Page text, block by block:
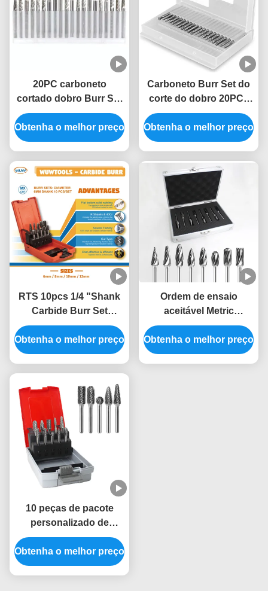
20PC carboneto
cortado dobro Burr Set
0,118" pata (de 3mm),
bocados giratórios da
ferramenta que cortam
Obtenha o melhor preço
Carboneto Burr Set do
corte do dobro 20PC -
0,118" pata (de 3mm),
ferramenta giratória que
corta rebarbas
Obtenha o melhor preço
RTS 10pcs 1/4 "Shank
Carbide Burr Set
Double Cut Tungstênio
Carbide Ficheiro
Rotativo Conjunto Fits
Carving Madeira
Obtenha o melhor preço
Ordem de ensaio
aceitável Metric
Tungsténio Carbide
Burr Set Para Die
Grinder Bits de
Obtenha o melhor preço
10 peças de pacote
personalizado de
tungstênio carburo
conjunto de burr, corte
duplo - 6mm hastes
Obtenha o melhor preço